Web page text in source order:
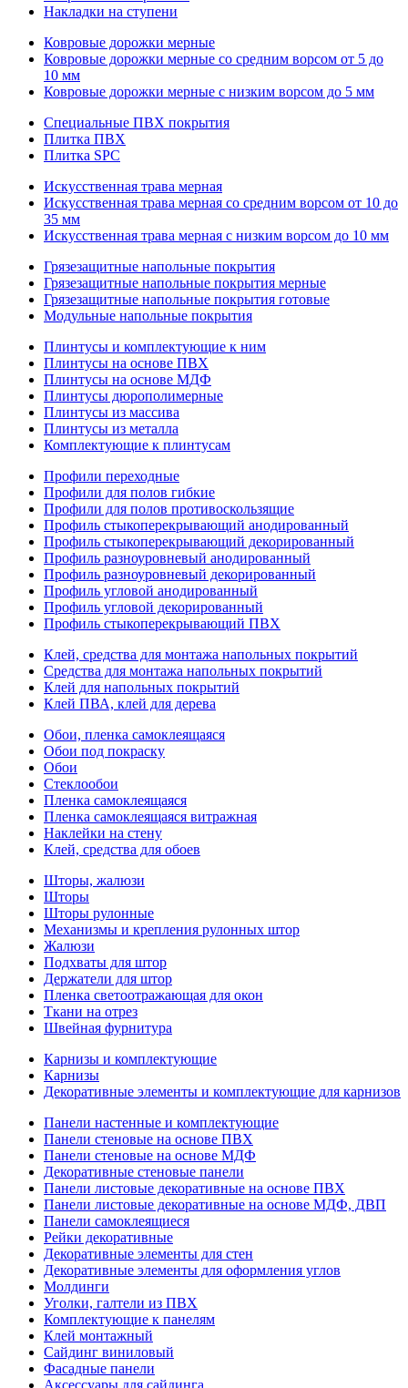
Накладки на ступени
Ковровые дорожки мерные
Ковровые дорожки мерные со средним ворсом от 5 до
10 мм
Ковровые дорожки мерные с низким ворсом до 5 мм
Специальные ПВХ покрытия
Плитка ПВХ
Плитка SPC
Искуccтвенная трава мерная
Искусственная трава мерная со средним ворсом от 10 до
35 мм
Искусственная трава мерная с низким ворсом до 10 мм
Грязезащитные напольные покрытия
Грязезащитные напольные покрытия мерные
Грязезащитные напольные покрытия готовые
Модульные напольные покрытия
Плинтусы и комплектующие к ним
Плинтусы на основе ПВХ
Плинтусы на основе МДФ
Плинтусы дюрополимерные
Плинтусы из массива
Плинтусы из металла
Комплектующие к плинтусам
Профили переходные
Профили для полов гибкие
Профили для полов противоскользящие
Профиль стыкоперекрывающий анодированный
Профиль стыкоперекрывающий декорированный
Профиль разноуровневый анодированный
Профиль разноуровневый декорированный
Профиль угловой анодированный
Профиль угловой декорированный
Профиль стыкоперекрывающий ПВХ
Клей, средства для монтажа напольных покрытий
Средства для монтажа напольных покрытий
Клей для напольных покрытий
Клей ПВА, клей для дерева
Обои, пленка самоклеящаяся
Обои под покраску
Обои
Стеклообои
Пленка самоклеящаяся
Пленка самоклеящаяся витражная
Наклейки на стену
Клей, средства для обоев
Шторы, жалюзи
Шторы
Шторы рулонные
Механизмы и крепления рулонных штор
Жалюзи
Подхваты для штор
Держатели для штор
Пленка светоотражающая для окон
Ткани на отрез
Швейная фурнитура
Карнизы и комплектующие
Карнизы
Декоративные элементы и комплектующие для карнизов
Панели настенные и комплектующие
Панели стеновые на основе ПВХ
Панели стеновые на основе МДФ
Декоративные стеновые панели
Панели листовые декоративные на основе ПВХ
Панели листовые декоративные на основе МДФ, ДВП
Панели самоклеящиеся
Рейки декоративные
Декоративные элементы для стен
Декоративные элементы для оформления углов
Молдинги
Уголки, галтели из ПВХ
Комплектующие к панелям
Клей монтажный
Сайдинг виниловый
Фасадные панели
Аксессуары для сайдинга